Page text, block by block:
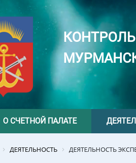
navigation
О СЧЕТНОЙ ПАЛАТЕ
ДЕЯТЕЛЬНОСТЬ ДЕЯТЕЛЬНОСТЬ